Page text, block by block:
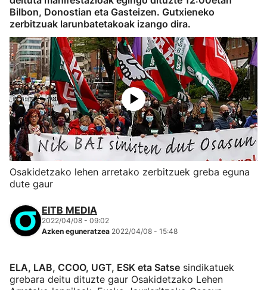
Bilbon, Donostian eta Gasteizen. Gutxieneko
zerbitzuak larunbatetakoak izango dira.
Osakidetzako lehen arretako zerbitzuek greba eguna
dute gaur
EITB MEDIA
2022/04/08 - 09:02
Azken eguneratzea 2022/04/08 - 15:48
ELA, LAB, CCOO, UGT, ESK eta Satse sindikatuek
grebara deitu dituzte gaur Osakidetzako Lehen